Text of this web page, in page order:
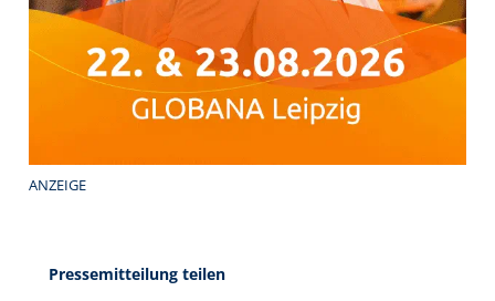
ANZEIGE
Pressemitteilung teilen